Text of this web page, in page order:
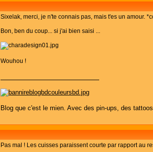
Sixelak, merci, je n'te connais pas, mais t'es un amour.
Bon, ben du coup... si j'ai bien saisi ...
Wouhou !
Blog que c'est le mien. Avec des pin-ups, des
Pas mal ! Les cuisses paraissent courte par rapport au